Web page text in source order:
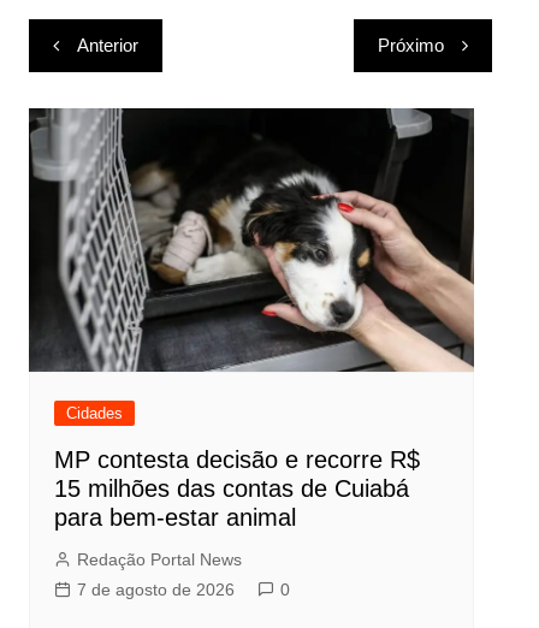
Navegação
de
Post
Anterior Próximo
Cidades
MP contesta decisão e recorre R$
15 milhões das contas de Cuiabá
para bem-estar animal
Redação Portal News
7 de agosto de 2026
0